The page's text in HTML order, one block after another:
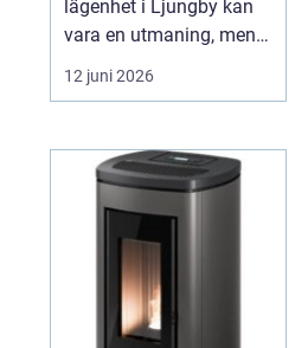
lägenhet i Ljungby kan
vara en utmaning, men
med rätt strategi och
information går det att
bostadsmarknaden
effektivt. Ljungby, en
centralort i Kronobergs
län, erbjuder inte bara
historik och charm, ut...
12 juni 2026